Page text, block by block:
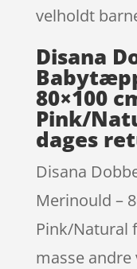
velholdt
Disana
80×100
Pink/
dages
Disana
Merinould –
Pink/Natural
masse